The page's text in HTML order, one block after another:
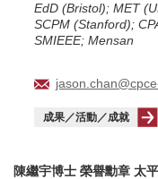
EdD (Bristol); MET
SCPM (Stanford);
SMIEEE; Mensan
成果／活動／成就
陳繼宇博士 榮譽勳章 太